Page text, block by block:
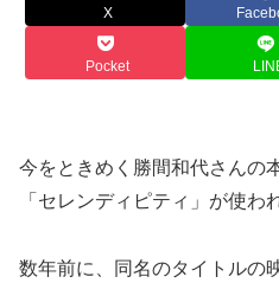
X
Pocket
今をときめく勝間和代さんの
「セレンディピティ」が使わ
数年前に、同名のタイトルの